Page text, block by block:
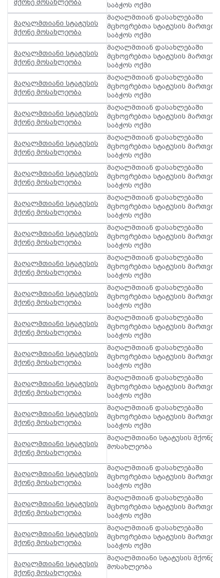
მქონე მოსახლეობა
საბჭოს ოქმი
მაღალმთიანი სტატუსის
მქონე მოსახლეობა
მაღალმთიან დასახლებაში
მცხოვრებთა სტატუსის მართვის
საბჭოს ოქმი
მაღალმთიანი სტატუსის
მქონე მოსახლეობა
მაღალმთიან დასახლებაში
მცხოვრებთა სტატუსის მართვის
საბჭოს ოქმი
მაღალმთიანი სტატუსის
მქონე მოსახლეობა
მაღალმთიან დასახლებაში
მცხოვრებთა სტატუსის მართვის
საბჭოს ოქმი
მაღალმთიანი სტატუსის
მქონე მოსახლეობა
მაღალმთიან დასახლებაში
მცხოვრებთა სტატუსის მართვის
საბჭოს ოქმი
მაღალმთიანი სტატუსის
მქონე მოსახლეობა
მაღალმთიან დასახლებაში
მცხოვრებთა სტატუსის მართვის
საბჭოს ოქმი
მაღალმთიანი სტატუსის
მქონე მოსახლეობა
მაღალმთიან დასახლებაში
მცხოვრებთა სტატუსის მართვის
საბჭოს ოქმი
მაღალმთიანი სტატუსის
მქონე მოსახლეობა
მაღალმთიან დასახლებაში
მცხოვრებთა სტატუსის მართვის
საბჭოს ოქმი
მაღალმთიანი სტატუსის
მქონე მოსახლეობა
მაღალმთიან დასახლებაში
მცხოვრებთა სტატუსის მართვის
საბჭოს ოქმი
მაღალმთიანი სტატუსის
მქონე მოსახლეობა
მაღალმთიან დასახლებაში
მცხოვრებთა სტატუსის მართვის
საბჭოს ოქმი
მაღალმთიანი სტატუსის
მქონე მოსახლეობა
მაღალმთიან დასახლებაში
მცხოვრებთა სტატუსის მართვის
საბჭოს ოქმი
მაღალმთიანი სტატუსის
მქონე მოსახლეობა
მაღალმთიან დასახლებაში
მცხოვრებთა სტატუსის მართვის
საბჭოს ოქმი
მაღალმთიანი სტატუსის
მქონე მოსახლეობა
მაღალმთიან დასახლებაში
მცხოვრებთა სტატუსის მართვის
საბჭოს ოქმი
მაღალმთიანი სტატუსის
მქონე მოსახლეობა
მაღალმთიან დასახლებაში
მცხოვრებთა სტატუსის მართვის
საბჭოს ოქმი
მაღალმთიანი სტატუსის
მქონე მოსახლეობა
მაღალმთიან დასახლებაში
მცხოვრებთა სტატუსის მართვის
საბჭოს ოქმი
მაღალმთიანი სტატუსის
მქონე მოსახლეობა
მაღალმთიანი სტატუსის მქონე
მოსახლეობა
მაღალმთიანი სტატუსის
მქონე მოსახლეობა
მაღალმთიან დასახლებაში
მცხოვრებთა სტატუსის მართვის
საბჭოს ოქმი
მაღალმთიანი სტატუსის
მქონე მოსახლეობა
მაღალმთიან დასახლებაში
მცხოვრებთა სტატუსის მართვის
საბჭოს ოქმი
მაღალმთიანი სტატუსის
მქონე მოსახლეობა
მაღალმთიან დასახლებაში
მცხოვრებთა სტატუსის მართვის
საბჭოს ოქმი
მაღალმთიანი სტატუსის
მქონე მოსახლეობა
მაღალმთიანი სტატუსის მქონე
მოსახლეობა